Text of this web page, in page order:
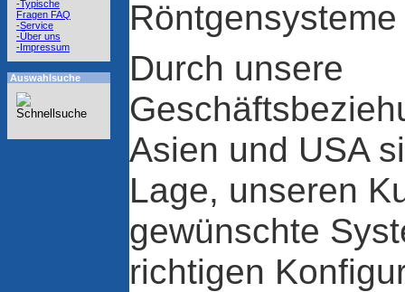
-Typische
Fragen FAQ
-Service
-Über uns
-Impressum
Auswahlsuche
Durch unsere
Asien und USA
Lage, unseren
gewünschte
richtigen